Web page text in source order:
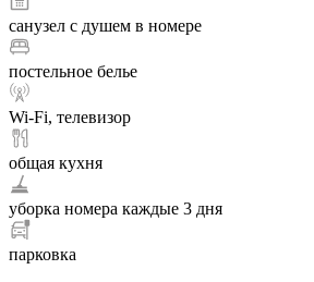
санузел с душем в номере
постельное белье
Wi-Fi, телевизор
общая кухня
уборка номера каждые 3 дня
парковка